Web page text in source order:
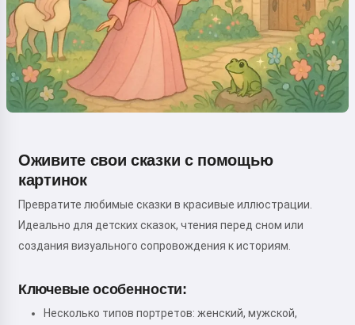
Оживите свои сказки с помощью
картинок
Превратите любимые сказки в красивые иллюстрации.
Идеально для детских сказок, чтения перед сном или
создания визуального сопровождения к историям.
Ключевые особенности:
Несколько типов портретов: женский, мужской,